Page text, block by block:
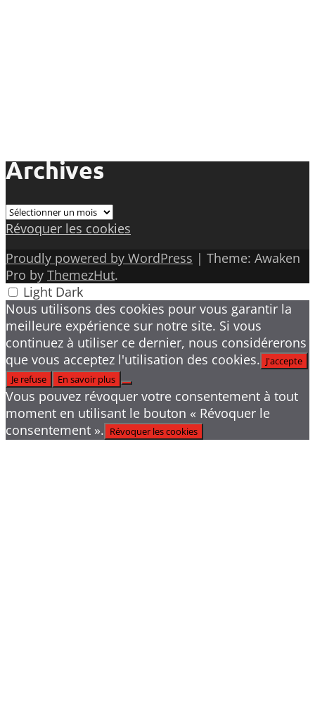
Archives
Archives
Révoquer les cookies
Proudly powered by WordPress | Theme: Awaken
Pro by ThemezHut.
Light Dark
Nous utilisons des cookies pour vous garantir la
meilleure expérience sur notre site. Si vous
continuez à utiliser ce dernier, nous considérerons
que vous acceptez l'utilisation des cookies. J'accepte
Je refuse
En savoir plus
Vous pouvez révoquer votre consentement à tout
moment en utilisant le bouton « Révoquer le
consentement ». Révoquer les cookies